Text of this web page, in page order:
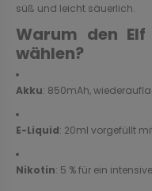
süß und leicht säuerlich.
Warum den
wählen?
Akku: 850mAh,
E-Liquid: 20ml vorgefüllt
Nikotin: 5 % für ein